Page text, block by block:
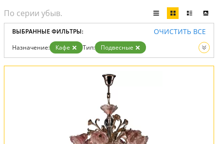
ВЫБРАННЫЕ ФИЛЬТРЫ: ОЧИСТИТЬ ВСЕ
Назначение: Кафе Тип:
Подвесные
Вид:
Люстры